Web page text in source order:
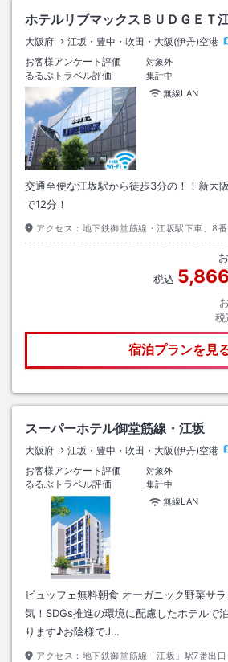
ホテルリブマックスＢＵＤＧＥＴ
大阪府 江坂・豊中・吹田・大阪(伊丹)空港
お客様アンケート評価
対象外
るるぶトラベル評価
集計中
無線LAN
交通至便な江坂駅から徒歩3分の！！新大
で12分！
アクセス： 地下鉄御堂筋線・江坂駅下車、8
税込 5,866
税
宿泊プランを見
スーパーホテル御堂筋線・江坂
大阪府 江坂・豊中・吹田・大阪(伊丹)空港
お客様アンケート評価
対象外
るるぶトラベル評価
集計中
無線LAN
ビュッフェ無料朝食 オーガニック野菜サ
気！SDGs推進の環境に配慮したホテルで
ります♪お陰様でJ…
アクセス： 地下鉄御堂筋線「江坂」駅7番出口